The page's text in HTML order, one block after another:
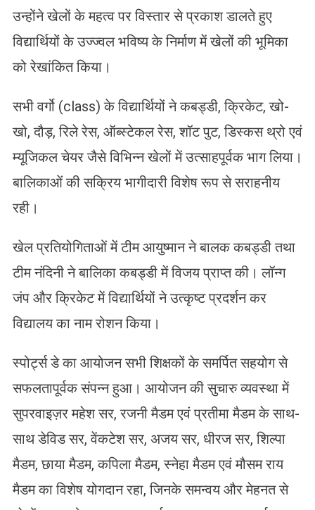
उन्होंने खेलों के महत्व पर विस्तार से प्रकाश डालते हुए
विद्यार्थियों के उज्ज्वल भविष्य के निर्माण में खेलों की भूमिका
को रेखांकित किया।
सभी वर्गो (class) के विद्यार्थियों ने कबड्डी, क्रिकेट, खो-
खो, दौड़, रिले रेस, ऑब्स्टेकल रेस, शॉट पुट, डिस्कस थ्रो एवं
म्यूजिकल चेयर जैसे विभिन्न खेलों में उत्साहपूर्वक भाग लिया।
बालिकाओं की सक्रिय भागीदारी विशेष रूप से सराहनीय
रही।
खेल प्रतियोगिताओं में टीम आयुष्मान ने बालक कबड्डी तथा
टीम नंदिनी ने बालिका कबड्डी में विजय प्राप्त की। लॉन्ग
जंप और क्रिकेट में विद्यार्थियों ने उत्कृष्ट प्रदर्शन कर
विद्यालय का नाम रोशन किया।
स्पोर्ट्स डे का आयोजन सभी शिक्षकों के समर्पित सहयोग से
सफलतापूर्वक संपन्न हुआ। आयोजन की सुचारु व्यवस्था में
सुपरवाइज़र महेश सर, रजनी मैडम एवं प्रतीमा मैडम के साथ-
साथ डेविड सर, वेंकटेश सर, अजय सर, धीरज सर, शिल्पा
मैडम, छाया मैडम, कपिला मैडम, स्नेहा मैडम एवं मौसम राय
मैडम का विशेष योगदान रहा, जिनके समन्वय और मेहनत से